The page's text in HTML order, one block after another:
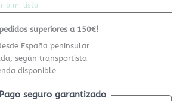
a mi lista
superiores a 150€!
España peninsular
según transportista
disponible
Pago seguro garantizado